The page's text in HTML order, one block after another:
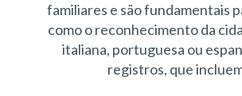
familiares e são fundamentais
como o reconhecimento da
italiana, portuguesa ou
registros, que